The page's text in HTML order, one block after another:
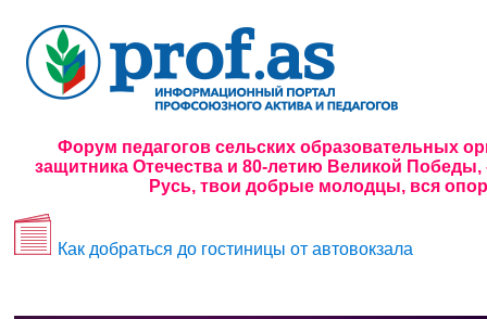
Форум педагогов сельских образовательных
защитника Отечества и 80-летию Великой Победы,
Русь, твои добрые молодцы, вся
Как добраться до гостиницы от автовокзала